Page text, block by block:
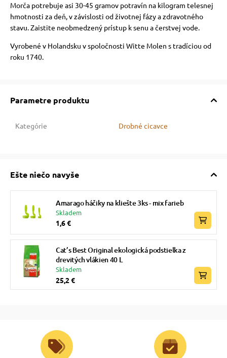
Morča potrebuje asi 30-45 gramov potravín na kilogram telesnej
hmotnosti za deň, v závislosti od životnej fázy a zdravotného
stavu. Zaistite neobmedzený prístup k senu a čerstvej vode.
Vyrobené v Holandsku v spoločnosti Witte Molen s tradíciou od
roku 1740.
Parametre produktu
Kategórie Drobné cicavce
Ešte niečo navyše
Amarago háčiky na kliešte 3ks - mix farieb
Skladem
1,6 €
Cat’s Best Original ekologická podstielka z
drevitých vlákien 40 L
Skladem
25,2 €